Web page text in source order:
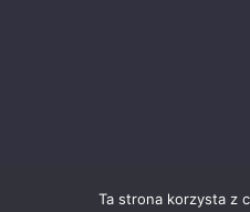
Ta strona korzysta z